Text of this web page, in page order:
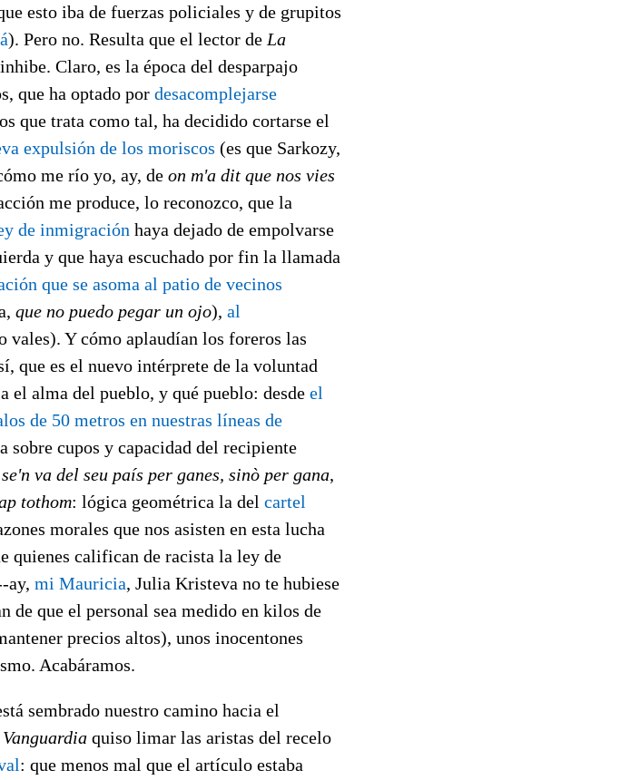
esto iba de fuerzas policiales y de grupitos
). Pero no. Resulta que el lector de La
Claro, es la época del desparpajo
que ha optado por desacomplejarse
que trata como tal, ha decidido cortarse el
expulsión de los moriscos (es que Sarkozy,
me río yo, ay, de on m'a dit que nos vies
me produce, lo reconozco, que la
de inmigración haya dejado de empolvarse
y que haya escuchado por fin la llamada
que se asoma al patio de vecinos
que no puedo pegar un ojo), al
vales). Y cómo aplaudían los foreros las
que es el nuevo intérprete de la voluntad
el alma del pueblo, y qué pueblo: desde el
de 50 metros en nuestras líneas de
sobre cupos y capacidad del recipiente
va del seu país per ganes, sinò per gana,
tothom: lógica geométrica la del cartel
morales que nos asisten en esta lucha
quienes califican de racista la ley de
ay, mi Mauricia, Julia Kristeva no te hubiese
de que el personal sea medido en kilos de
precios altos), unos inocentones
Acabáramos.
sembrado nuestro camino hacia el
quiso limar las aristas del recelo
: que menos mal que el artículo estaba